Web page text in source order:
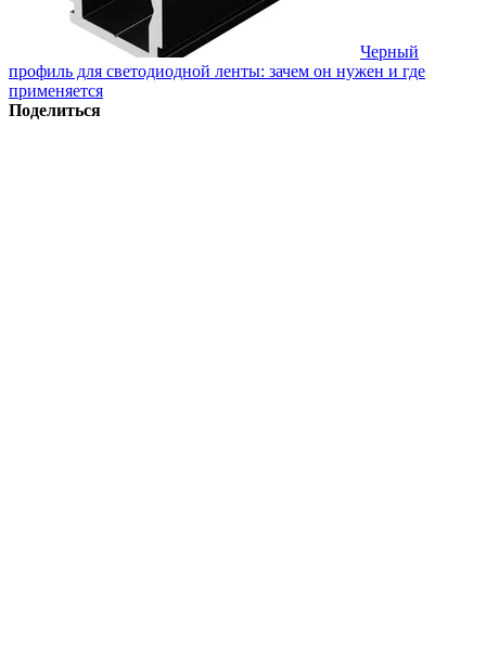
Черный
профиль для светодиодной ленты: зачем он нужен и где
применяется
Поделиться